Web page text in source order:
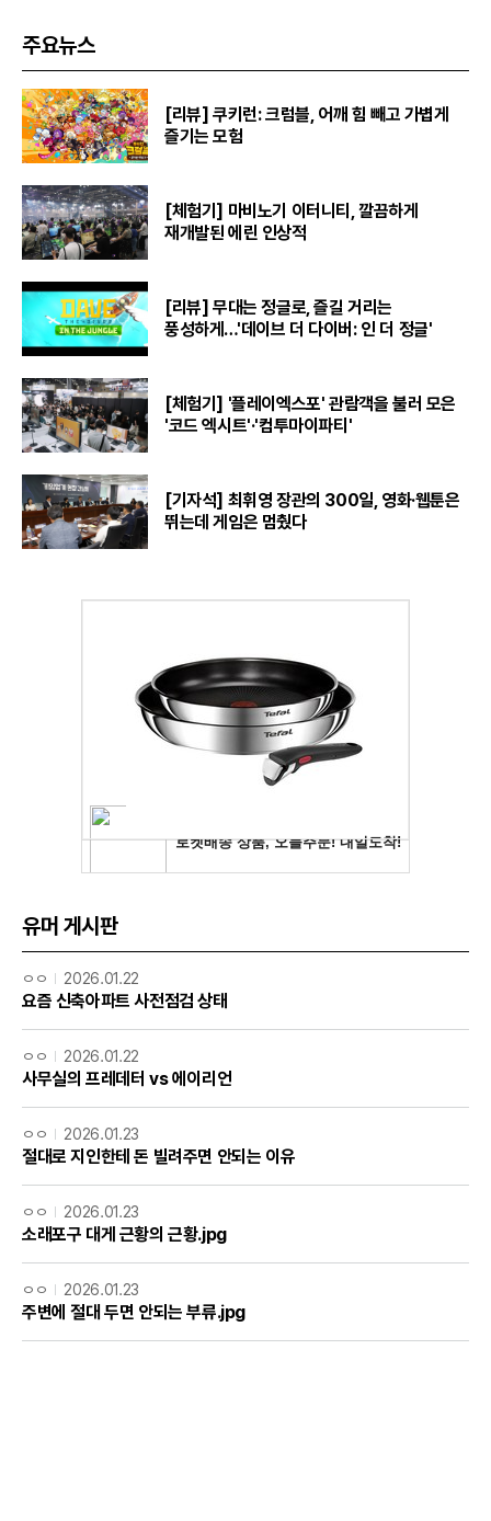
주요뉴스
[리뷰] 쿠키런: 크럼블, 어깨 힘 빼고 가볍게
즐기는 모험
[체험기] 마비노기 이터니티, 깔끔하게
재개발된 에린 인상적
[리뷰] 무대는 정글로, 즐길 거리는
풍성하게…'데이브 더 다이버: 인 더 정글'
[체험기] '플레이엑스포' 관람객을 불러 모은
'코드 엑시트'·'컴투마이파티'
[기자석] 최휘영 장관의 300일, 영화·웹툰은
뛰는데 게임은 멈췄다
유머 게시판
ㅇㅇ 2026.01.22
요즘 신축아파트 사전점검 상태
ㅇㅇ 2026.01.22
사무실의 프레데터 vs 에이리언
ㅇㅇ 2026.01.23
절대로 지인한테 돈 빌려주면 안되는 이유
ㅇㅇ 2026.01.23
소래포구 대게 근황의 근황.jpg
ㅇㅇ 2026.01.23
주변에 절대 두면 안되는 부류.jpg